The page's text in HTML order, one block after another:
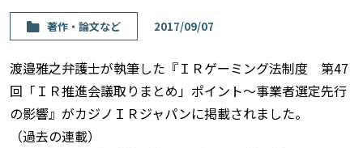
著作・論⽂など 2017/09/07
渡邉雅之弁護士が執筆した『ＩＲゲーミング法制度 第47
回「ＩＲ推進会議取りまとめ」ポイント〜事業者選定先行
の影響』がカジノＩＲジャパンに掲載されました。
（過去の連載）